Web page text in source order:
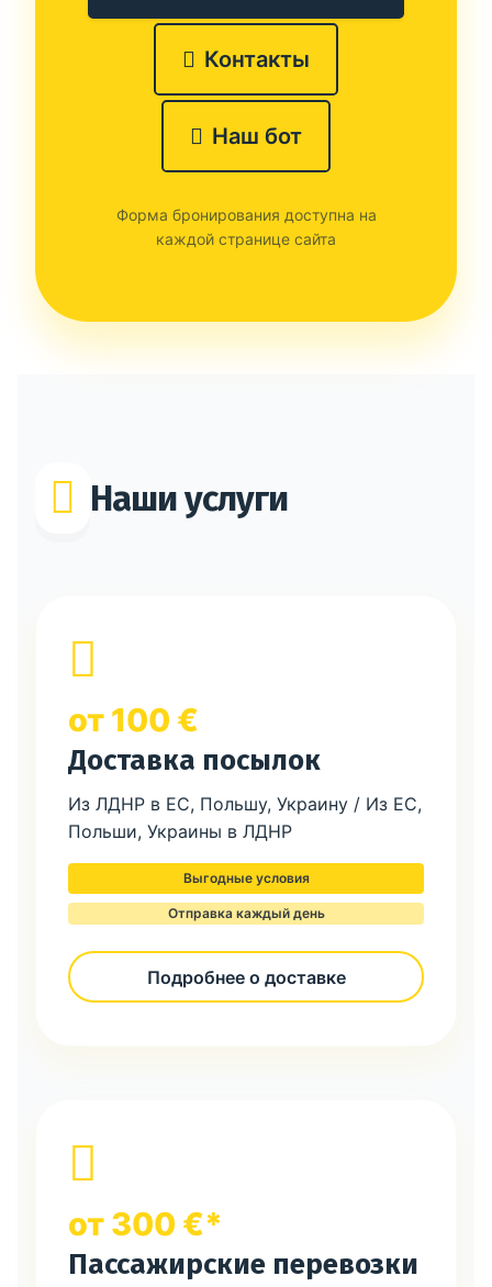
Контакты
Наш бот
Форма бронирования доступна на
каждой странице сайта
Наши услуги
от 100 €
Доставка посылок
Из ЛДНР в ЕС, Польшу, Украину / Из ЕС,
Польши, Украины в ЛДНР
Выгодные условия
Отправка каждый день
Подробнее о доставке
от 300 €*
Пассажирские перевозки